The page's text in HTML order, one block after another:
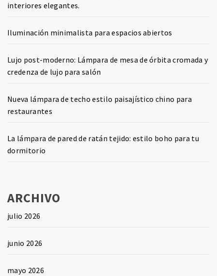
interiores elegantes.
Iluminación minimalista para espacios abiertos
Lujo post-moderno: Lámpara de mesa de órbita cromada y
credenza de lujo para salón
Nueva lámpara de techo estilo paisajístico chino para
restaurantes
La lámpara de pared de ratán tejido: estilo boho para tu
dormitorio
ARCHIVO
julio 2026
junio 2026
mayo 2026